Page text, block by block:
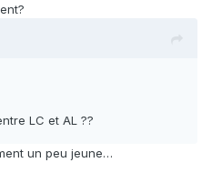
LC et AL ??
un peu jeune…